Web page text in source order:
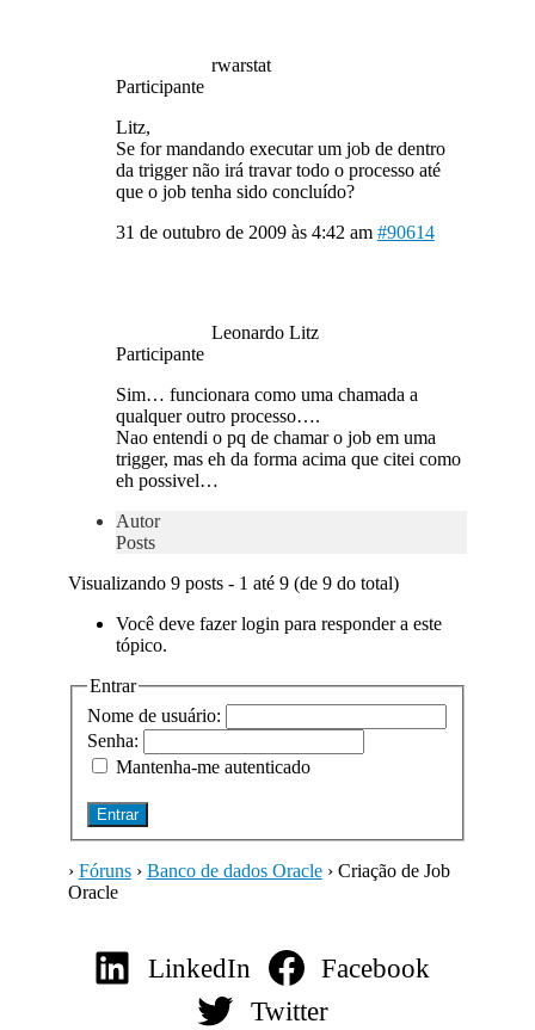
rwarstat
Participante
Litz,
Se for mandando executar um job de dentro
da trigger não irá travar todo o processo até
que o job tenha sido concluído?
31 de outubro de 2009 às 4:42 am #90614
Leonardo Litz
Participante
Sim… funcionara como uma chamada a
qualquer outro processo….
Nao entendi o pq de chamar o job em uma
trigger, mas eh da forma acima que citei como
eh possivel…
Autor
Posts
Visualizando 9 posts - 1 até 9 (de 9 do total)
Você deve fazer login para responder a este
tópico.
Entrar
Nome de usuário:
Senha:
Mantenha-me autenticado
Entrar
› Fóruns › Banco de dados Oracle › Criação de Job
Oracle
LinkedIn
Facebook
Twitter